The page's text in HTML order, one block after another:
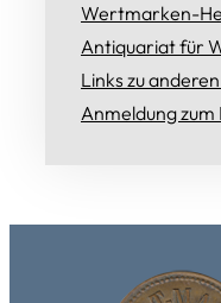
Wertmarken-
Antiquariat für
Links zu
Anmeldung